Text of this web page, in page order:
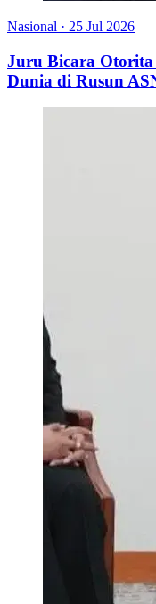
Nasional · 25 Jul 2026
Juru Bicara
Dunia di Rusun